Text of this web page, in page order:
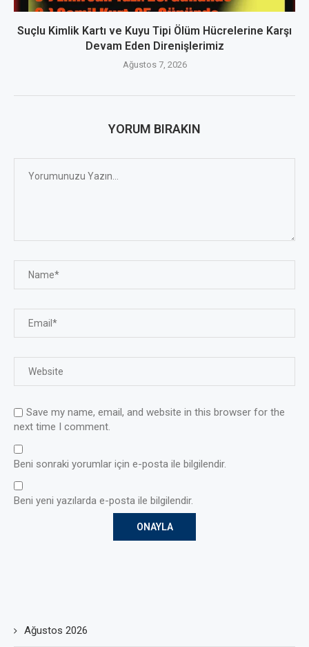
Suçlu Kimlik Kartı ve Kuyu Tipi Ölüm Hücrelerine Karşı
Devam Eden Direnişlerimiz
Ağustos 7, 2026
YORUM BIRAKIN
Save my name, email, and website in this browser for the
next time I comment.
Beni sonraki yorumlar için e-posta ile bilgilendir.
Beni yeni yazılarda e-posta ile bilgilendir.
Ağustos 2026